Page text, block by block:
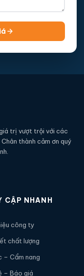
trị vượt trội với các
thành cảm ơn quý
CẬP NHANH
công ty
chất lượng
– Cẩm nang
– Báo giá